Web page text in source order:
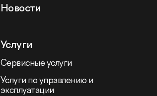
Новости
Услуги
Сервисные услуги
Услуги по управлению и
эксплуатации